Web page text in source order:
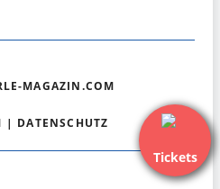
Tickets
MAGAZIN.COM
| DATENSCHUTZ